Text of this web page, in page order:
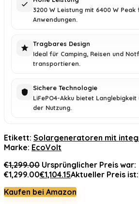
3200 W Leistung mit 6400 W
Anwendungen.
Tragbares Design
Ideal für Camping, Reisen und
transportieren.
Sichere Technologie
LiFePO4-Akku bietet
der Nutzung.
Etikett: Solargeneratoren mit
Marke: EcoVolt
€1,299.00 Ursprünglicher Preis war:
€1,299.00€1,104.15Aktueller Preis ist:
Kaufen bei Amazon